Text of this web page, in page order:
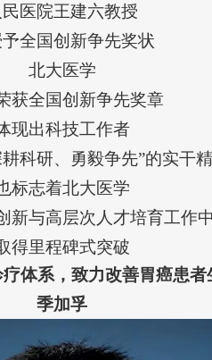
民医院王建六教授
全国创新争先奖状
北大医学
获全国创新争先奖章
现出科技工作者
科研、勇毅争先”的实干
标志着北大医学
新与高层次人才培育工作中
得里程碑式突破
体系，致力改善胃癌患者
季加孚